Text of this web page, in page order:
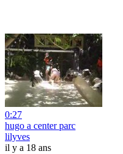
0:27
hugo a center parc
lilyves
il y a 18 ans